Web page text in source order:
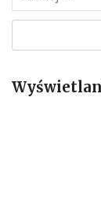
z
k
j